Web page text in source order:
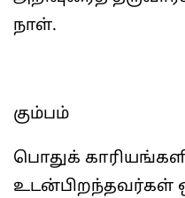
நாள்.
கும்பம்
பொதுக்
உடன்பிறந்தவர்கள்